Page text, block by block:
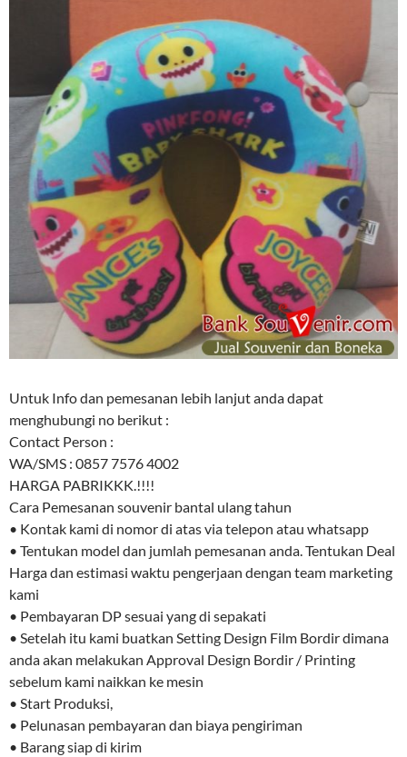
Untuk Info dan pemesanan lebih lanjut anda dapat
menghubungi no berikut :
Contact Person :
WA/SMS : 0857 7576 4002
HARGA PABRIKKK.!!!!
Cara Pemesanan souvenir bantal ulang tahun
• Kontak kami di nomor di atas via telepon atau whatsapp
• Tentukan model dan jumlah pemesanan anda. Tentukan Deal
Harga dan estimasi waktu pengerjaan dengan team marketing
kami
• Pembayaran DP sesuai yang di sepakati
• Setelah itu kami buatkan Setting Design Film Bordir dimana
anda akan melakukan Approval Design Bordir / Printing
sebelum kami naikkan ke mesin
• Start Produksi,
• Pelunasan pembayaran dan biaya pengiriman
• Barang siap di kirim